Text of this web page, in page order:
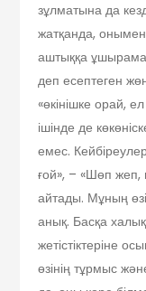
зұлматына да
жатқанда,
аштыққа
деп есептеген
«өкінішке орай,
ішінде де
емес.
ғой», – «Шөп жеп,
айтады. Мұның
анық. Басқа
жетістіктеріне
өзінің тұрмыс